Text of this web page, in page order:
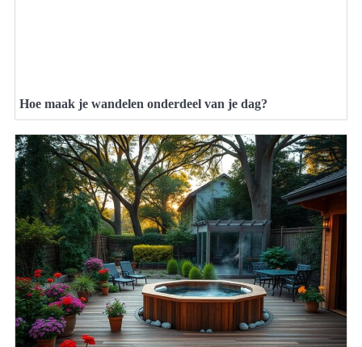
Hoe maak je wandelen onderdeel van je dag?